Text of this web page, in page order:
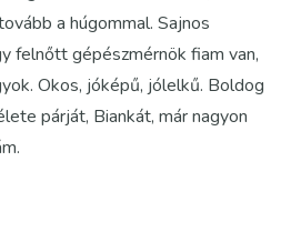
a húgommal. Sajnos
felnőtt gépészmérnök fiam van,
Okos, jóképű, jólelkű. Boldog
párját, Biankát, már nagyon